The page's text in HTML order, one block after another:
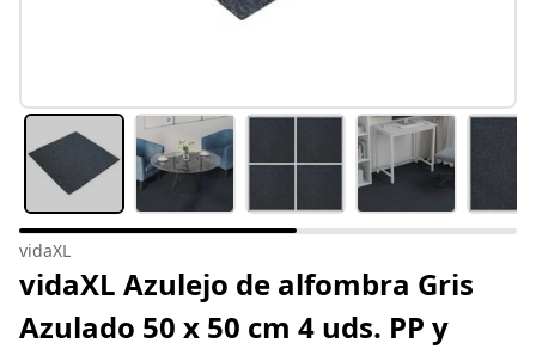
vidaXL
vidaXL Azulejo de alfombra Gris
Azulado 50 x 50 cm 4 uds. PP y